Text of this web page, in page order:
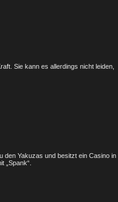
Sie kann es allerdings nicht leiden,
den Yakuzas und besitzt ein Casino
„Spank“.